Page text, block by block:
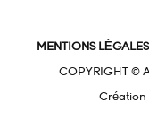
MENTIONS LÉGALES
COPYRIGHT ©
Création